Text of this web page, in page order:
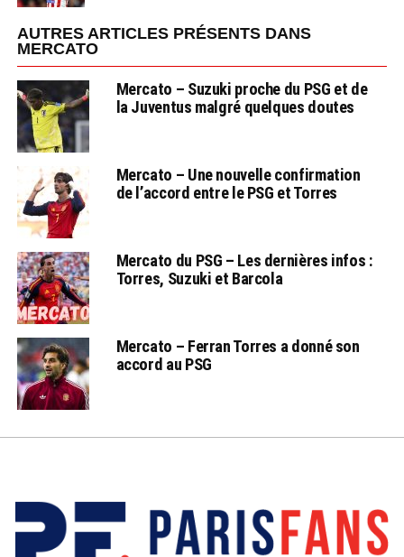
AUTRES ARTICLES PRÉSENTS DANS
MERCATO
Mercato – Suzuki proche du PSG et de
la Juventus malgré quelques doutes
Mercato – Une nouvelle confirmation
de l’accord entre le PSG et Torres
Mercato du PSG – Les dernières infos :
Torres, Suzuki et Barcola
Mercato – Ferran Torres a donné son
accord au PSG